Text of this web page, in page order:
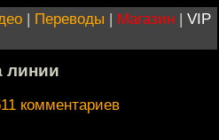
| Переводы | Магазин | VIP
линии
комментариев